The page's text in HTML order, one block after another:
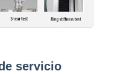
servicio